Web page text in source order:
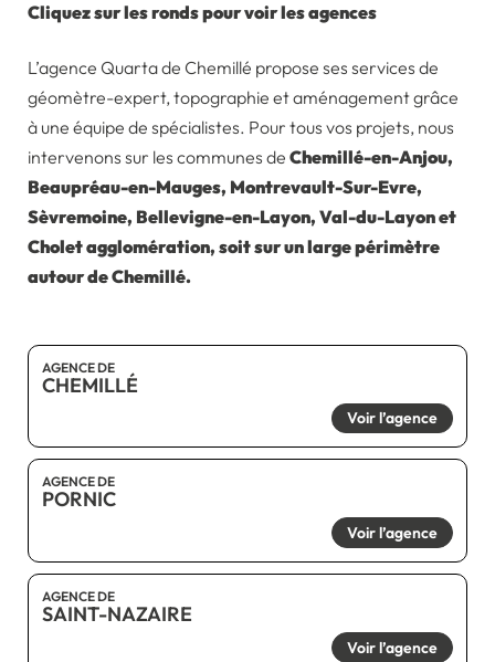
Cliquez sur les ronds pour voir les agences
L’agence Quarta de Chemillé propose ses services de
géomètre-expert, topographie et aménagement grâce
à une équipe de spécialistes. Pour tous vos projets, nous
intervenons sur les communes de Chemillé-en-Anjou,
Beaupréau-en-Mauges, Montrevault-Sur-Evre,
Sèvremoine, Bellevigne-en-Layon, Val-du-Layon et
Cholet agglomération, soit sur un large périmètre
autour de Chemillé.
AGENCE DE
CHEMILLÉ
Voir l’agence
AGENCE DE
PORNIC
Voir l’agence
AGENCE DE
SAINT-NAZAIRE
Voir l’agence